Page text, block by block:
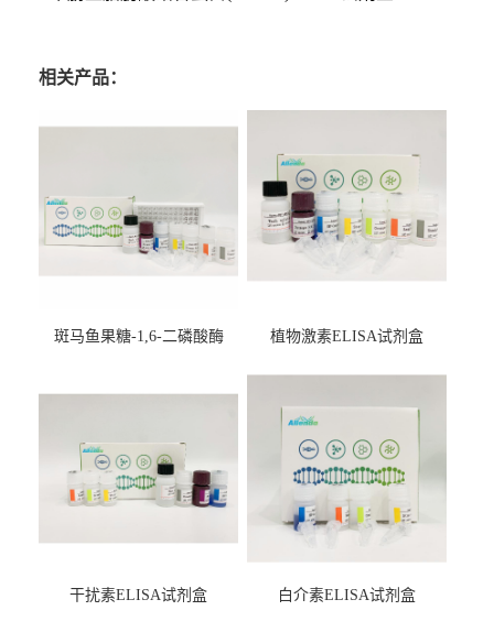
相关产品：
斑马鱼果糖-1,6-二磷酸酶
盒
植物激素ELISA试剂盒
干扰素ELISA试剂盒 白介素ELISA试剂盒